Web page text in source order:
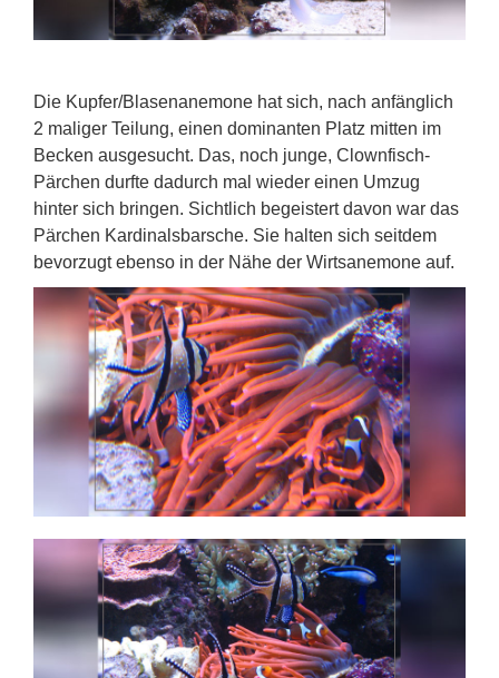
Die Kupfer/Blasenanemone hat sich, nach anfänglich
2 maliger Teilung, einen dominanten Platz mitten im
Becken ausgesucht. Das, noch junge, Clownfisch-
Pärchen durfte dadurch mal wieder einen Umzug
hinter sich bringen. Sichtlich begeistert davon war das
Pärchen Kardinalsbarsche. Sie halten sich seitdem
bevorzugt ebenso in der Nähe der Wirtsanemone auf.